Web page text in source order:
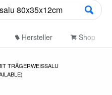
Hersteller Shop
TRÄGERWEISSALU